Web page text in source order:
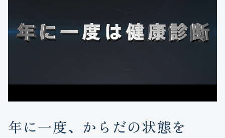
年に一度、からだの状態を